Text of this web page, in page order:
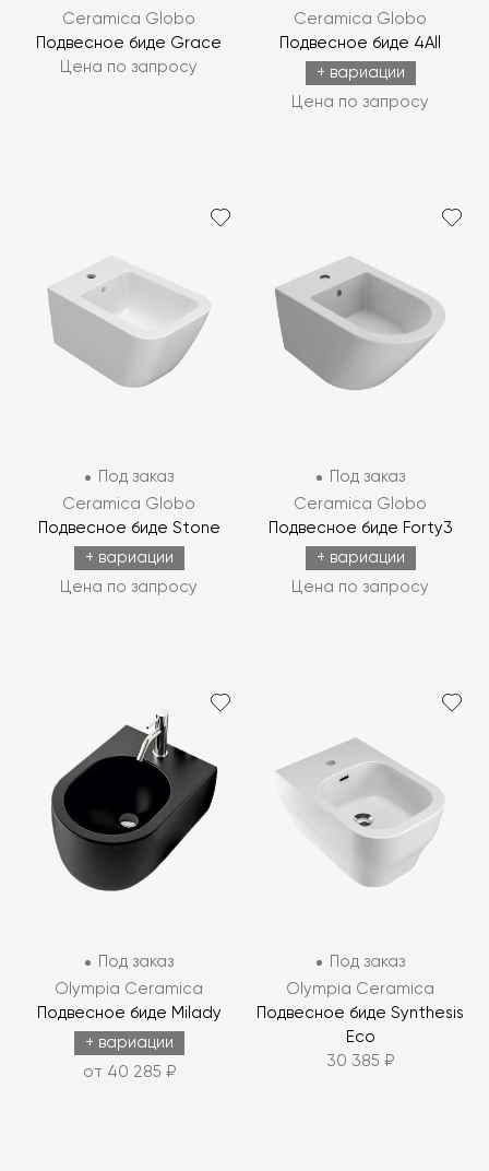
Ceramica Globo
Подвесное биде Grace
Цена по запросу
Ceramica Globo
Подвесное биде 4All
+ вариации
Цена по запросу
Под заказ
Ceramica Globo
Подвесное биде Stone
+ вариации
Цена по запросу
Под заказ
Ceramica Globo
Подвесное биде Forty3
+ вариации
Цена по запросу
Под заказ
Olympia Ceramica
Подвесное биде Milady
+ вариации
от 40 285 ₽
Под заказ
Olympia Ceramica
Подвесное биде Synthesis
Eco
30 385 ₽